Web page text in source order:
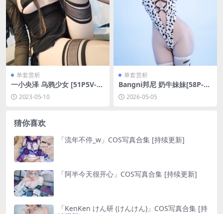
单套赏析
一小央泽 乌鸦少女 [51P5V-1.
1GB]2023-05-10
单套赏析
Bangni邦尼 奶牛妹妹[58P-4V
-902.3M]
2026-05-05
猜你喜欢
「流年不停_w」COS写真合集 [持续更新]
「阿半今天很开心」COS写真合集 [持续更新]
「KenKen けん研 (けんけん)」COS写真合集 [持